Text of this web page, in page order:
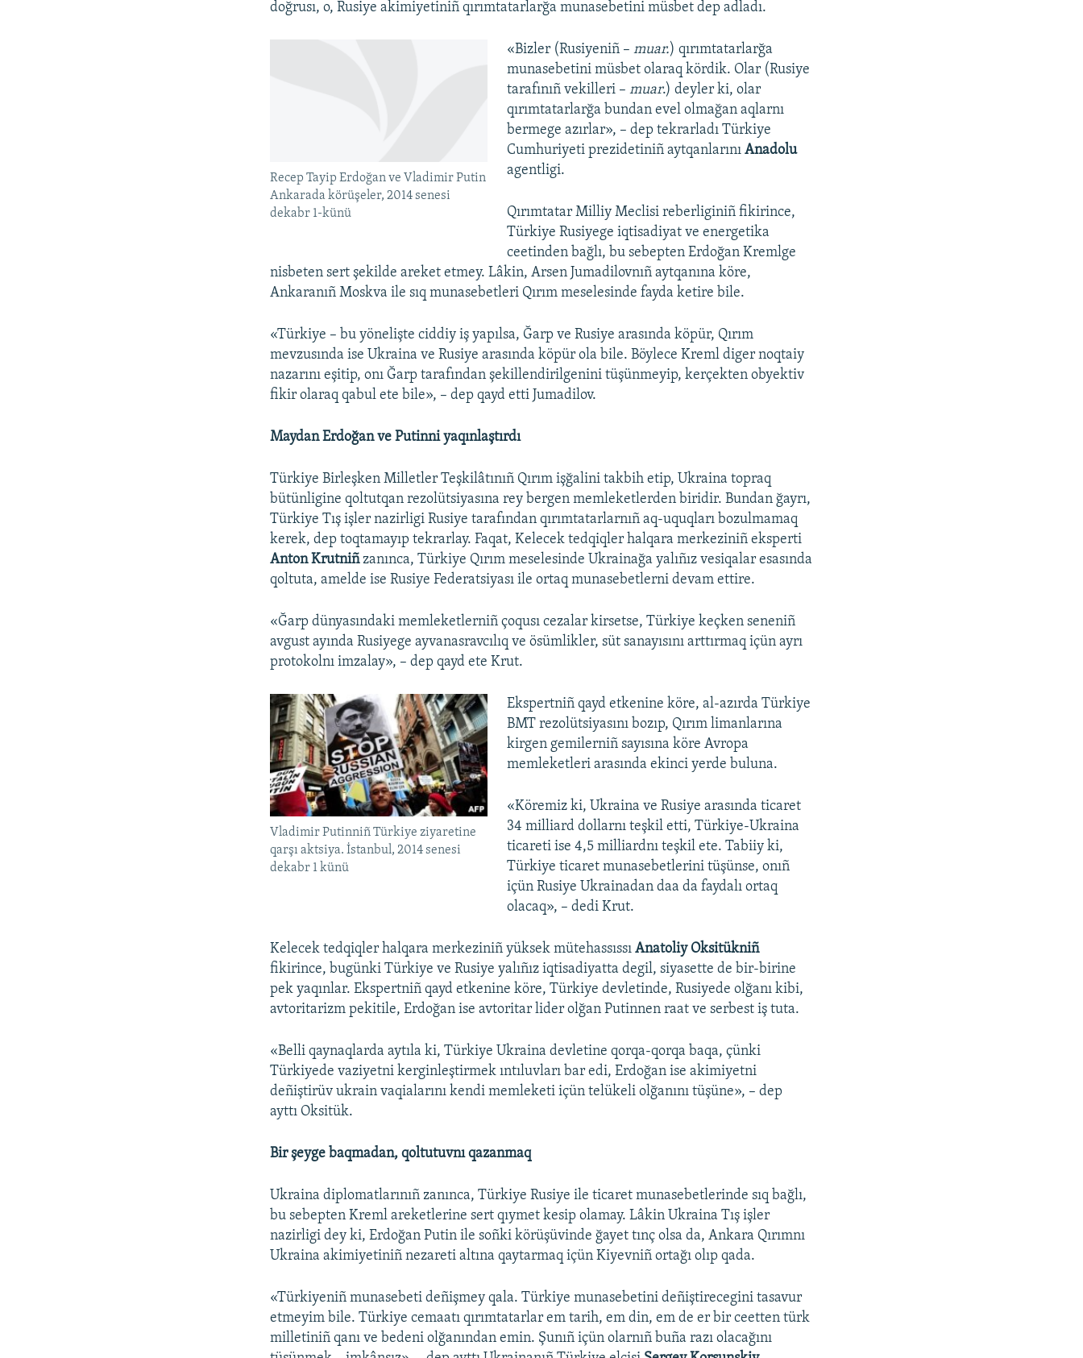
doğrusı, o, Rusiye akimiyetiniñ qırımtatarlarğa munasebetini müsbet dep adladı.
Recep Tayip Erdoğan ve Vladimir Putin
Ankarada körüşeler, 2014 senesi
dekabr 1-künü
«Bizler (Rusiyeniñ – muar.) qırımtatarlarğa
munasebetini müsbet olaraq kördik. Olar (Rusiye
tarafınıñ vekilleri – muar.) deyler ki, olar
qırımtatarlarğa bundan evel olmağan aqlarnı
bermege azırlar», – dep tekrarladı Türkiye
Cumhuriyeti prezidetiniñ aytqanlarınıAnadolu
agentligi.
Qırımtatar Milliy Meclisi reberliginiñ fikirince,
Türkiye Rusiyege iqtisadiyat ve energetika
ceetinden bağlı, bu sebepten Erdoğan Kremlge
nisbeten sert şekilde areket etmey. Lâkin, Arsen Jumadilovnıñ aytqanına köre,
Ankaranıñ Moskva ile sıq munasebetleri Qırım meselesinde fayda ketire bile.
«Türkiye – bu yönelişte ciddiy iş yapılsa, Ğarp ve Rusiye arasında köpür, Qırım
mevzusında ise Ukraina ve Rusiye arasında köpür ola bile. Böylece Kreml diger noqtaiy
nazarını eşitip, onı Ğarp tarafından şekillendirilgenini tüşünmeyip, kerçekten obyektiv
fikir olaraq qabul ete bile», – dep qayd etti Jumadilov.
Maydan Erdoğan ve Putinni yaqınlaştırdı
Türkiye Birleşken Milletler Teşkilâtınıñ Qırım işğalini takbih etip, Ukraina topraq
bütünligine qoltutqan rezolütsiyasına rey bergen memleketlerden biridir. Bundan ğayrı,
Türkiye Tış işler nazirligi Rusiye tarafından qırımtatarlarnıñ aq-uquqları bozulmamaq
kerek, dep toqtamayıp tekrarlay. Faqat, Kelecek tedqiqler halqara merkeziniñ eksperti
Anton Krutniñzanınca, Türkiye Qırım meselesinde Ukrainağa yalıñız vesiqalar esasında
qoltuta, amelde ise Rusiye Federatsiyası ile ortaq munasebetlerni devam ettire.
«Ğarp dünyasındaki memleketlerniñ çoqusı cezalar kirsetse, Türkiye keçken seneniñ
avgust ayında Rusiyege ayvanasravcılıq ve ösümlikler, süt sanayısını arttırmaq içün ayrı
protokolnı imzalay», – dep qayd ete Krut.
Vladimir Putinniñ Türkiye ziyaretine
qarşı aktsiya. İstanbul, 2014 senesi
dekabr 1 künü
Ekspertniñ qayd etkenine köre, al-azırda Türkiye
BMT rezolütsiyasını bozıp, Qırım limanlarına
kirgen gemilerniñ sayısına köre Avropa
memleketleri arasında ekinci yerde buluna.
«Köremiz ki, Ukraina ve Rusiye arasında ticaret
34 milliard dollarnı teşkil etti, Türkiye-Ukraina
ticareti ise 4,5 milliardnı teşkil ete. Tabiiy ki,
Türkiye ticaret munasebetlerini tüşünse, onıñ
içün Rusiye Ukrainadan daa da faydalı ortaq
olacaq», – dedi Krut.
Kelecek tedqiqler halqara merkeziniñ yüksek mütehassıssıAnatoliy Oksitükniñ
fikirince, bugünki Türkiye ve Rusiye yalıñız iqtisadiyatta degil, siyasette de bir-birine
pek yaqınlar. Ekspertniñ qayd etkenine köre, Türkiye devletinde, Rusiyede olğanı kibi,
avtoritarizm pekitile, Erdoğan ise avtoritar lider olğan Putinnen raat ve serbest iş tuta.
«Belli qaynaqlarda aytıla ki, Türkiye Ukraina devletine qorqa-qorqa baqa, çünki
Türkiyede vaziyetni kerginleştirmek ıntıluvları bar edi, Erdoğan ise akimiyetni
deñiştirüv ukrain vaqialarını kendi memleketi içün telükeli olğanını tüşüne», – dep
ayttı Oksitük.
Bir şeyge baqmadan, qoltutuvnı qazanmaq
Ukraina diplomatlarınıñ zanınca, Türkiye Rusiye ile ticaret munasebetlerinde sıq bağlı,
bu sebepten Kreml areketlerine sert qıymet kesip olamay. Lâkin Ukraina Tış işler
nazirligi dey ki, Erdoğan Putin ile soñki körüşüvinde ğayet tınç olsa da, Ankara Qırımnı
Ukraina akimiyetiniñ nezareti altına qaytarmaq içün Kiyevniñ ortağı olıp qada.
«Türkiyeniñ munasebeti deñişmey qala. Türkiye munasebetini deñiştirecegini tasavur
etmeyim bile. Türkiye cemaatı qırımtatarlar em tarih, em din, em de er bir ceetten türk
milletiniñ qanı ve bedeni olğanından emin. Şunıñ içün olarnıñ buña razı olacağını